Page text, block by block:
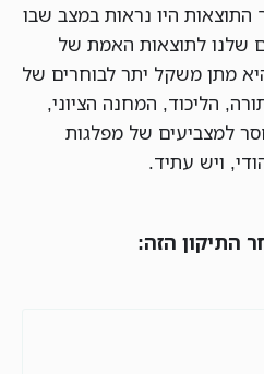
התוצאות היו נראות במצב שבו
שלנו לתוצאות האמת של
היא מתן משקל יתר לבוחרים של
הליכוד, המחנה הציוני,
למצביעים של מפלגות
ויש עתיד.
התיקון הזה: